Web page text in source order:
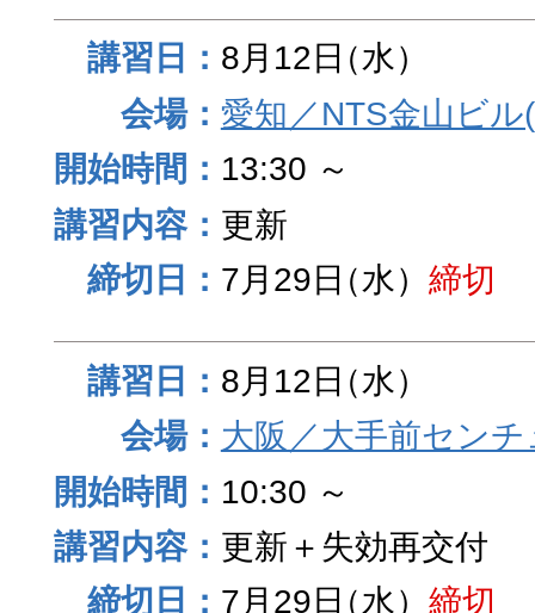
8月12日（水）
愛知／NTS金山ビ
13:30 ～
更新
7月29日（水） 締切
8月12日（水）
大阪／大手前セン
10:30 ～
更新＋失効再交付
7月29日（水） 締切